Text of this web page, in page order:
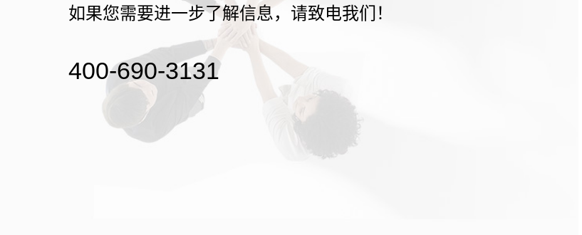
如果您需要进一步了解信息，请致电我们！
400-690-3131